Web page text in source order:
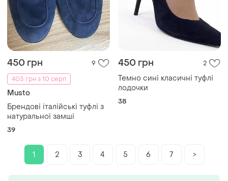
450 грн
9
405 грн з 10 серп
Musto
Брендові італійські туфлі з
натуральноі замші
39
450 грн 2
Темно сині класичні туфлі
лодочки
38
1 2 3 4 5 6 7 >